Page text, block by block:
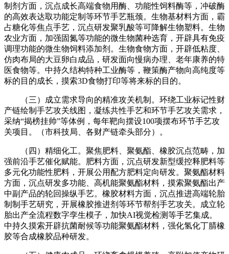
制剂方面，沉点成长高端食物用酶、功能性饲料酶等，冲破酶
的高效表达取功能定制等环节手艺瓶颈。生物基材料方面，霸
占糖化等焦点手艺，沉点研发聚乳酸等可降解生物塑料。生物
农业方面，加强固氮等功能的微生物菌种选育，开辟具有免疫
调理功能的微生物饲料添加剂。生物食物方面，开辟低粘度、
仿肉布局的大豆卵白成品，研发面向慢病办理、老年康养的特
医食物等。中持久结构特种工业酶等，鞭策酶产物向高纯度等
标的目的成长，摸索3D食物打印等将来标的目的。
（三）成立需求导向的精准攻关机制。环绕工业标记性财
产链绘制手艺攻关线图，凝练共性手艺和环节手艺攻关需求，
采纳“揭榜挂帅”等体例，每年靶向摆设100项摆布环节手艺攻
关项目。（市科技局、各财产链牵头部分）。
（四）精细化工。聚焦肥料、聚氨酯、橡胶沉点范畴，加
强前沿手艺催化赋能。肥料方面，沉点研发新型缓控释肥料等
多元化功能性肥料，开展公用配方肥料定向研发。聚氨酯材料
方面，沉点研发多功能、高机能聚氨酯材料，摸索聚氨酯出产
中副产品的轮回操纵手艺。橡胶材料方面，沉点推进高端轮胎
制制手艺研究，开展橡胶推进剂等环节帮剂手艺攻关。成立轮
胎出产全流程数字孪生模子，加快AI视觉检测等手艺集成。
中持久摸索开辟抗菌耐候等功能聚氨酯材料，强化氢化丁腈橡
胶等合成橡胶品种研发。